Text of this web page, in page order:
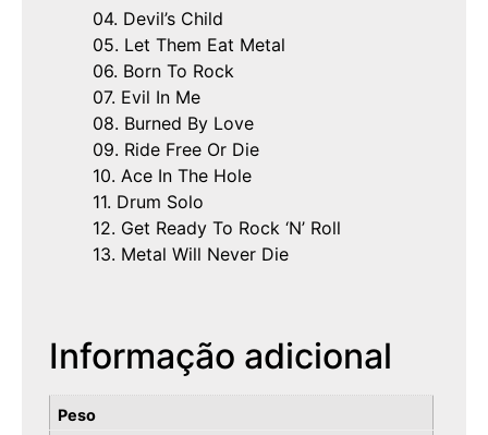
04. Devil’s Child
05. Let Them Eat Metal
06. Born To Rock
07. Evil In Me
08. Burned By Love
09. Ride Free Or Die
10. Ace In The Hole
11. Drum Solo
12. Get Ready To Rock ‘N’ Roll
13. Metal Will Never Die
Informação adicional
Peso